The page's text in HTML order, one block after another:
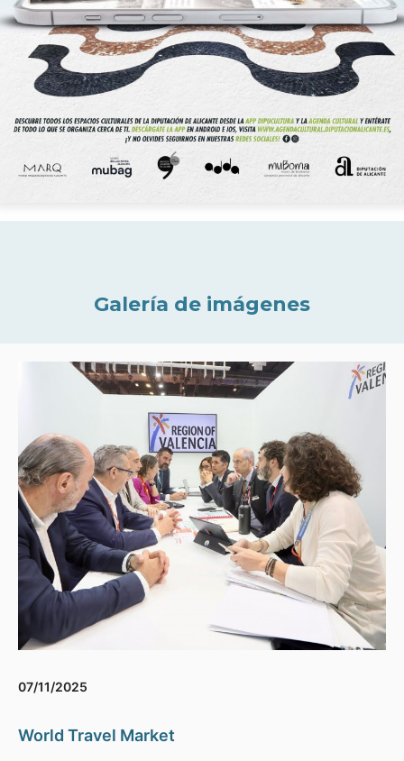
Galería de imágenes
07/11/2025
World Travel Market